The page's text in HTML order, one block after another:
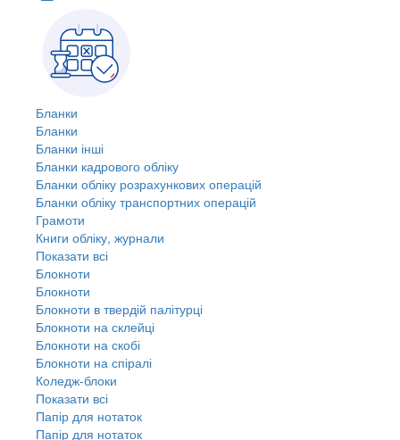
Бланки
Бланки
Бланки інші
Бланки кадрового обліку
Бланки обліку розрахункових операцій
Бланки обліку транспортних операцій
Грамоти
Книги обліку, журнали
Показати всі
Блокноти
Блокноти
Блокноти в твердій палітурці
Блокноти на склейці
Блокноти на скобі
Блокноти на спіралі
Коледж-блоки
Показати всі
Папір для нотаток
Папір для нотаток